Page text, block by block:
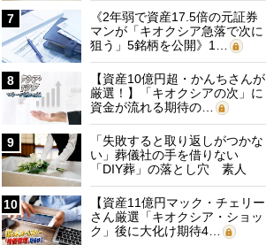
7
《2年弱で資産17.5倍の元証券
マンが「キオクシア急落で次に
狙う」5銘柄を公開》1…
8
【資産10億円超・かんちさんが
厳選！】「キオクシアの次」に
資金が流れる期待の…
9
「失敗すると取り返しがつかな
い」葬儀社の手を借りない
「DIY葬」の落とし穴 素人
に…
10
【資産11億円マック・チェリー
さん厳選「キオクシア・ショッ
ク」後に大化け期待4…